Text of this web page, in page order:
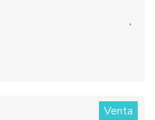
Venta